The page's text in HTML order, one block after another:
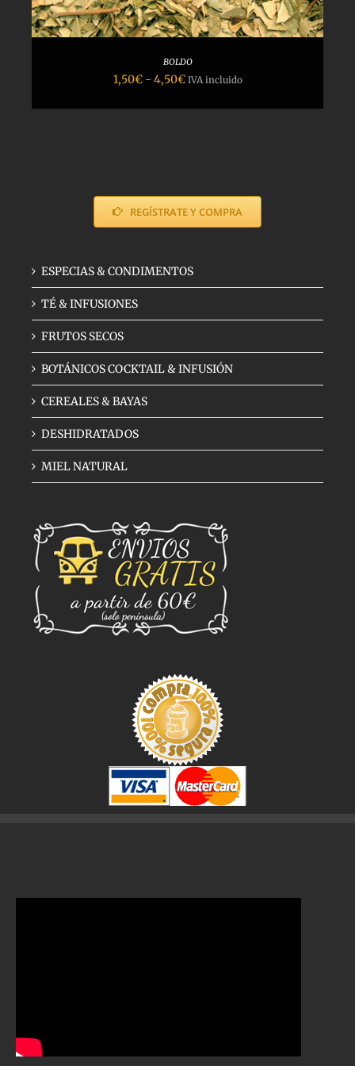
BOLDO
1,50€ - 4,50€Rango
precios:
IVA incluido
REGÍSTRATE Y COMPRA
ESPECIAS & CONDIMENTOS
TÉ & INFUSIONES
FRUTOS SECOS
BOTÁNICOS COCKTAIL & INFUSIÓN
CEREALES & BAYAS
DESHIDRATADOS
MIEL NATURAL